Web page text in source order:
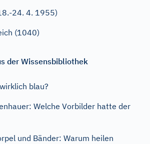
24. 4. 1955)
(1040)
der Wissensbibliothek
blau?
Welche Vorbilder hatte der
und Bänder: Warum heilen